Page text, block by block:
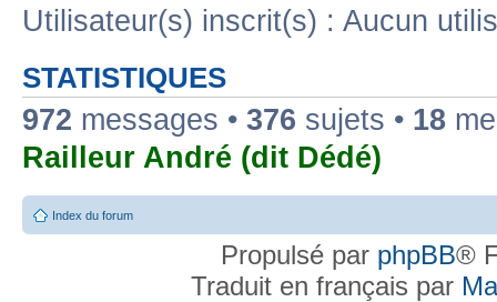
Utilisateur(s) inscrit(s) : Aucun
STATISTIQUES
972 messages • 376 sujets • 18
Railleur André (dit Dédé)
Index du forum
Propulsé par phpBB®
Traduit en français par